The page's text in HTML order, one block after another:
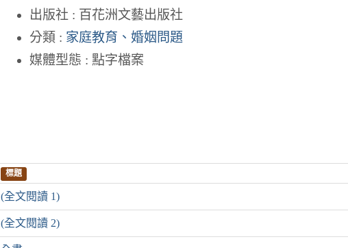
出版社 : 百花洲文藝出版社
分類 : 家庭教育、婚姻問題
媒體型態 : 點字檔案
標題
(全文閱讀 1)
(全文閱讀 2)